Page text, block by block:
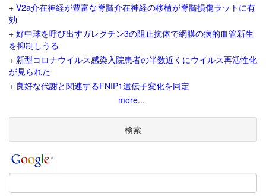
+ V2a介在神経が豊富な脊髄介在神経の移植が脊髄損傷ラットに有
効
+ 好中球を呼び出すガレクチン3の阻止抗体で網膜の病的血管新生
を抑制しうる
+ 新型コロナウイルス感染入院患者の半数近くにウイルス再活性化
が見られた
+ 良好な代謝と関連するFNIP1遺伝子変化を同定
more...
検索